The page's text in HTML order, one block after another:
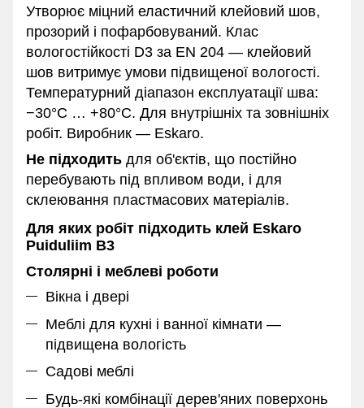
Утворює міцний еластичний клейовий шов,
прозорий і пофарбовуваний. Клас
вологостійкості D3 за EN 204 — клейовий
шов витримує умови підвищеної вологості.
Температурний діапазон експлуатації шва:
−30°C … +80°C. Для внутрішніх та зовнішніх
робіт. Виробник — Eskaro.
Не підходить для об'єктів, що постійно
перебувають під впливом води, і для
склеювання пластмасових матеріалів.
Для яких робіт підходить клей Eskaro
Puiduliim B3
Столярні і меблеві роботи
Вікна і двері
Меблі для кухні і ванної кімнати —
підвищена вологість
Садові меблі
Будь-які комбінації дерев'яних поверхонь